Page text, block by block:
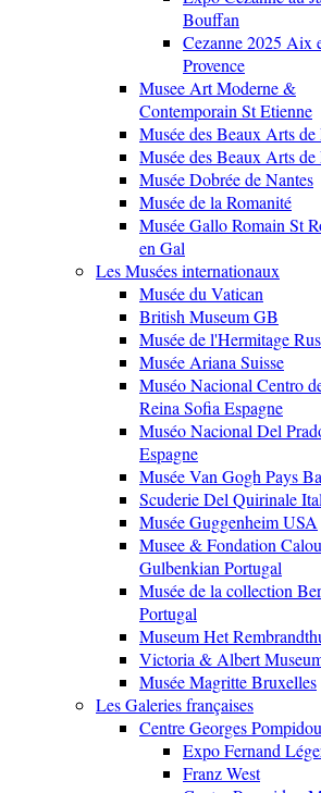
Bouffan
Cezanne 2025 Aix
Provence
Musee Art Moderne &
Contemporain St Etienne
Musée des Beaux Arts de
Musée des Beaux Arts
Musée Dobrée de Nantes
Musée de la Romanité
Musée Gallo Romain St
en Gal
Les Musées internationaux
Musée du Vatican
British Museum GB
Musée de l'Hermitage
Musée Ariana Suisse
Muséo Nacional Centro
Reina Sofia Espagne
Muséo Nacional Del
Espagne
Musée Van Gogh Pays
Scuderie Del Quirinale
Musée Guggenheim USA
Musee & Fondation
Gulbenkian Portugal
Musée de la collection
Portugal
Museum Het
Victoria & Albert
Musée Magritte Bruxelles
Les Galeries françaises
Centre Georges Pompidou
Expo Fernand
Franz West